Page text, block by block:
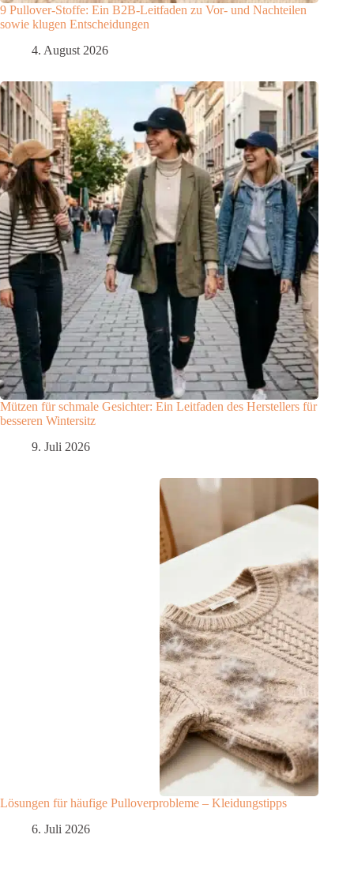
9 Pullover-Stoffe: Ein B2B-Leitfaden zu Vor- und Nachteilen
sowie klugen Entscheidungen
4. August 2026
Mützen für schmale Gesichter: Ein Leitfaden des Herstellers für
besseren Wintersitz
9. Juli 2026
Lösungen für häufige Pulloverprobleme – Kleidungstipps
6. Juli 2026